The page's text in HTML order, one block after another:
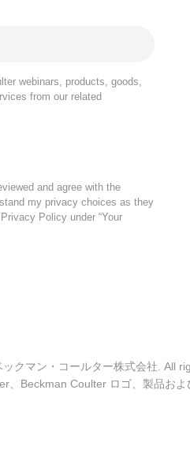
webinars, products, goods,
from our related
and agree with the
my privacy choices as they
Policy under “Your
クマン・コールター株式会社. All
、Beckman Coulter ロゴ、製品お